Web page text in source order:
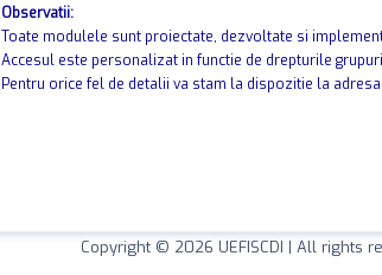
Observatii:
Toate modulele sunt proiectate, dezvoltate si
Accesul este personalizat in functie de drepturile
Pentru orice fel de detalii va stam la dispozitie la adresa
Copyright © 2026 UEFISCDI | All rights